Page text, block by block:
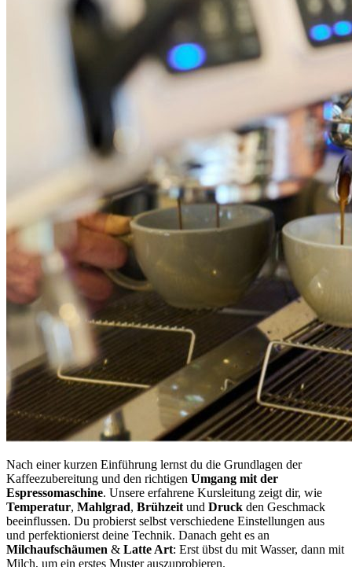
Nach einer kurzen Einführung lernst du die Grundlagen der
Kaffeezubereitung und den richtigen Umgang mit der
Espressomaschine. Unsere erfahrene Kursleitung zeigt dir, wie
Temperatur, Mahlgrad, Brühzeit und Druck den Geschmack
beeinflussen. Du probierst selbst verschiedene Einstellungen aus
und perfektionierst deine Technik. Danach geht es an
Milchaufschäumen & Latte Art: Erst übst du mit Wasser, dann mit
Milch, um ein erstes Muster auszuprobieren.